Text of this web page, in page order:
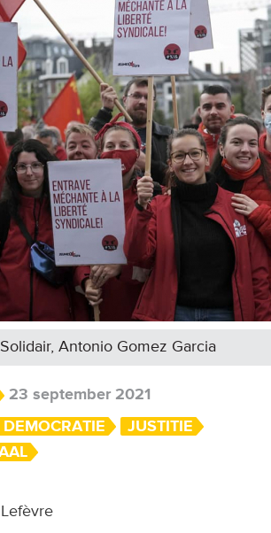
Antonio Gomez Garcia
23 september 2021
DEMOCRATIE
JUSTITIE